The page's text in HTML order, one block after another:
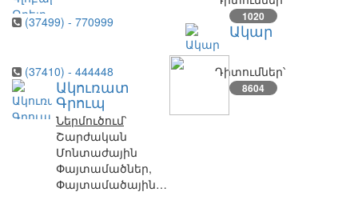
1020
(37499) - 770999 Ակար
Դիտումներ՝
8604
(37410) - 444448
Ակուռատ
Գրուպ
Ներմուծում՝
Շարժական
Մոնտաժային
Փայտամածներ,
Փայտամածային